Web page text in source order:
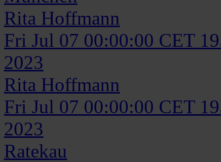
Rita Hoffmann
Fri Jul 07 00:00:00 CET
2023
Rita Hoffmann
Fri Jul 07 00:00:00 CET
2023
Ratekau